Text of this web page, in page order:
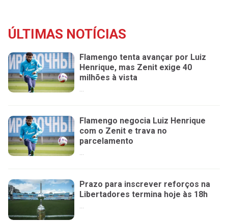
ÚLTIMAS NOTÍCIAS
Flamengo tenta avançar por Luiz
Henrique, mas Zenit exige 40
milhões à vista
...
Flamengo negocia Luiz Henrique
com o Zenit e trava no
parcelamento
...
Prazo para inscrever reforços na
Libertadores termina hoje às 18h
...